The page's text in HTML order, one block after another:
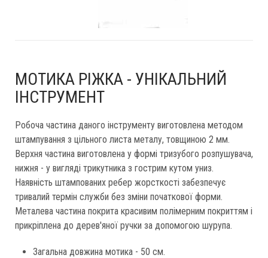
МОТИКА РІЖКА - УНІКАЛЬНИЙ
ІНСТРУМЕНТ
Робоча частина даного інструменту виготовлена ​​методом
штампування з цільного листа металу, товщиною 2 мм.
Верхня частина виготовлена ​​у формі тризубого розпушувача,
нижня - у вигляді трикутника з гострим кутом униз.
Наявність штампованих ребер жорсткості забезпечує
тривалий термін служби без зміни початкової форми.
Металева частина покрита красивим полімерним покриттям і
прикріплена до дерев'яної ручки за допомогою шурупа.
Загальна довжина мотика - 50 см.